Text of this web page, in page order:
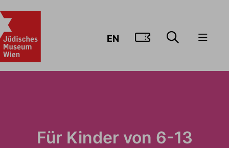
EN ZUM
Für Kinder von 6-13